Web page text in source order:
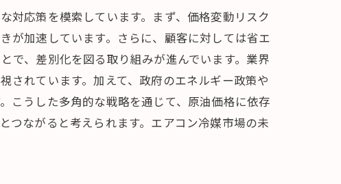
対応策を模索しています。まず、価格変動リスク
が加速しています。さらに、顧客に対しては省エ
で、差別化を図る取り組みが進んでいます。業界
されています。加えて、政府のエネルギー政策や
こうした多角的な戦略を通じて、原油価格に依存
つながると考えられます。エアコン冷媒市場の未